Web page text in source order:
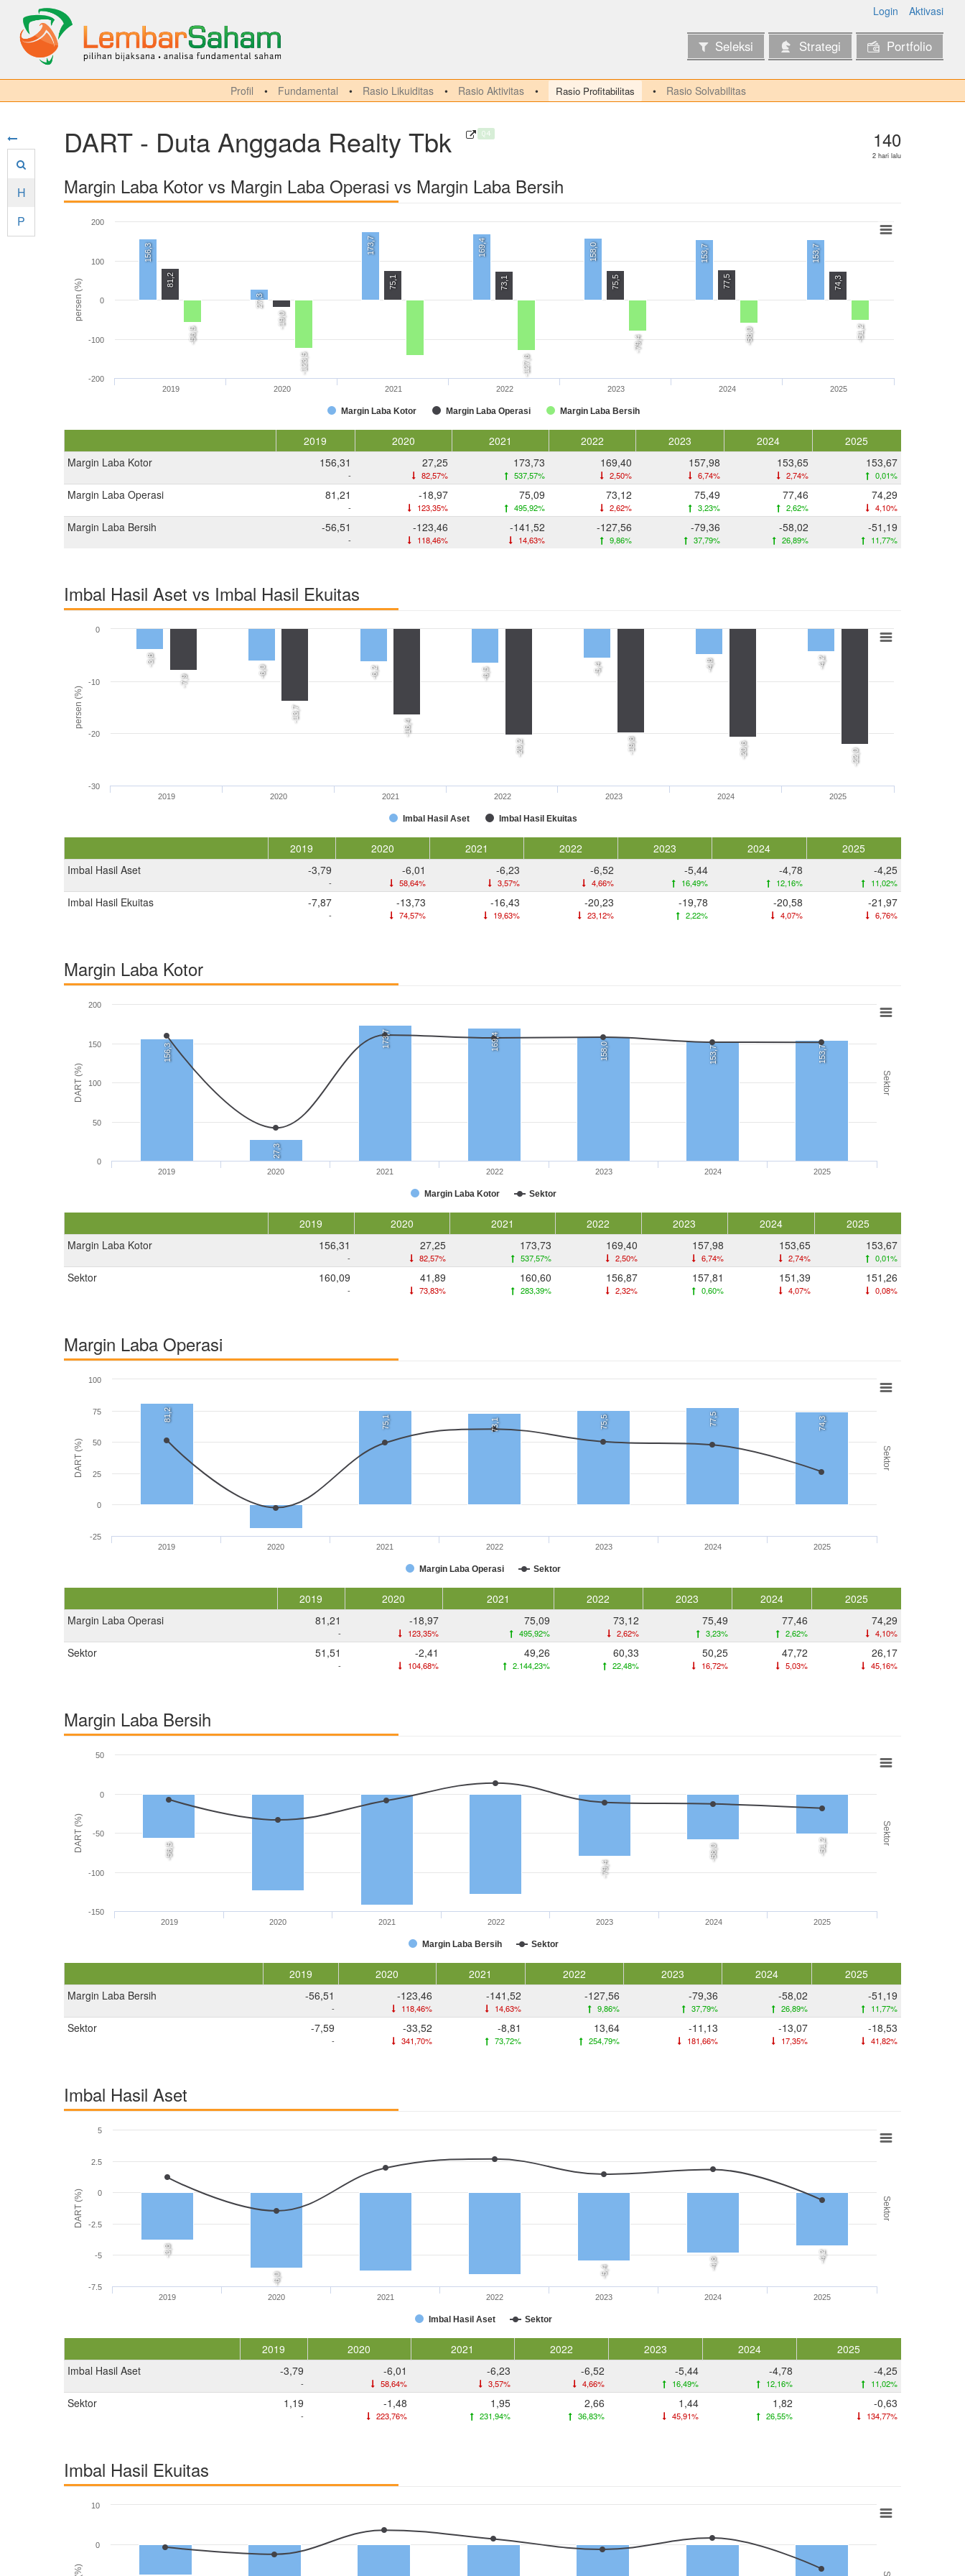
Login Aktivasi
Seleksi Strategi Portfolio
Profil Fundamental Rasio Likuiditas Rasio Aktivitas Rasio Profitabilitas Rasio Solvabilitas
H
P
DART - Duta Anggada Realty Tbk Q4 140
2 hari lalu
Margin Laba Kotor vs Margin Laba Operasi vs Margin Laba Bersih
persen (%)
156,3
27,3
173,7 169,4 158,0 153,7 153,7
81,2
-19,0
75,1 73,1 75,5 77,5 74,3
-56,5
-123,5 -127,6
-79,4 -58,0 -51,2
Margin Laba Kotor Margin Laba Operasi Margin Laba Bersih
2019 2020 2021 2022 2023 2024 2025
-200
-100
0
100
200
2019 2020 2021 2022 2023 2024
2025
Margin Laba Kotor
156,31
-
27,25
82,57%
173,73
537,57%
169,40
2,50%
157,98
6,74%
153,65
2,74%
153,67
0,01%
Margin Laba Operasi 81,21
-
-18,97
123,35%
75,09
495,92%
73,12
2,62%
75,49
3,23%
77,46
2,62%
74,29
4,10%
Margin Laba Bersih -56,51
-
-123,46
118,46%
-141,52
14,63%
-127,56
9,86%
-79,36
37,79%
-58,02
26,89%
-51,19
11,77%
Imbal Hasil Aset vs Imbal Hasil Ekuitas
persen (%)
-3,8
-6,0
-6,2 -6,5 -5,4 -4,8
-4,2
-7,9
-13,7
-16,4
-20,2
-19,8 -20,6 -22,0
Imbal Hasil Aset Imbal Hasil Ekuitas
2019 2020 2021 2022 2023 2024 2025
-30
-20
-10
0
2019 2020 2021 2022 2023 2024
2025
Imbal Hasil Aset
-3,79
-
-6,01
58,64%
-6,23
3,57%
-6,52
4,66%
-5,44
16,49%
-4,78
12,16%
-4,25
11,02%
Imbal Hasil Ekuitas -7,87
-
-13,73
74,57%
-16,43
19,63%
-20,23
23,12%
-19,78
2,22%
-20,58
4,07%
-21,97
6,76%
Margin Laba Kotor
DART (%) Sektor
156,3
27,3
173,7 169,4 158,0 153,7 153,7
Margin Laba Kotor Sektor
2019 2020 2021 2022 2023 2024 2025
0
50
100
150
200
2019 2020 2021 2022 2023 2024
2025
Margin Laba Kotor
156,31
-
27,25
82,57%
173,73
537,57%
169,40
2,50%
157,98
6,74%
153,65
2,74%
153,67
0,01%
Sektor 160,09
-
41,89
73,83%
160,60
283,39%
156,87
2,32%
157,81
0,60%
151,39
4,07%
151,26
0,08%
Margin Laba Operasi
DART (%) Sektor
81,2 75,1 73,1 75,5 77,5 74,3
Margin Laba Operasi Sektor
2019 2020 2021 2022 2023 2024 2025
-25
0
25
50
75
100
2019 2020 2021 2022 2023 2024
2025
Margin Laba Operasi
81,21
-
-18,97
123,35%
75,09
495,92%
73,12
2,62%
75,49
3,23%
77,46
2,62%
74,29
4,10%
Sektor 51,51
-
-2,41
104,68%
49,26
2.144,23%
60,33
22,48%
50,25
16,72%
47,72
5,03%
26,17
45,16%
Margin Laba Bersih
DART (%) Sektor
-56,5
-79,4
-58,0 -51,2
Margin Laba Bersih Sektor
2019 2020 2021 2022 2023 2024 2025
-150
-100
-50
0
50
2019 2020 2021 2022 2023 2024
2025
Margin Laba Bersih
-56,51
-
-123,46
118,46%
-141,52
14,63%
-127,56
9,86%
-79,36
37,79%
-58,02
26,89%
-51,19
11,77%
Sektor -7,59
-
-33,52
341,70%
-8,81
73,72%
13,64
254,79%
-11,13
181,66%
-13,07
17,35%
-18,53
41,82%
Imbal Hasil Aset
DART (%) Sektor
-3,8
-6,0
-5,4
-4,8
-4,2
Imbal Hasil Aset Sektor
2019 2020 2021 2022 2023 2024 2025
-7.5
-5
-2.5
0
2.5
5
2019 2020 2021 2022 2023 2024
2025
Imbal Hasil Aset
-3,79
-
-6,01
58,64%
-6,23
3,57%
-6,52
4,66%
-5,44
16,49%
-4,78
12,16%
-4,25
11,02%
Sektor 1,19
-
-1,48
223,76%
1,95
231,94%
2,66
36,83%
1,44
45,91%
1,82
26,55%
-0,63
134,77%
Imbal Hasil Ekuitas
0
10